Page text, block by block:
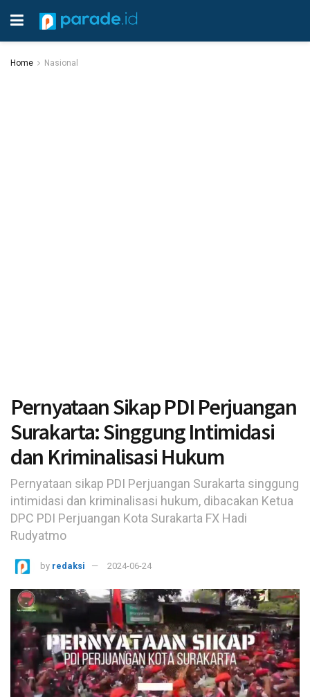
Home Nasional
Pernyataan Sikap PDI Perjuangan
Surakarta: Singgung Intimidasi
dan Kriminalisasi Hukum
Pernyataan sikap PDI Perjuangan Surakarta singgung
intimidasi dan kriminalisasi hukum, dibacakan Ketua
DPC PDI Perjuangan Kota Surakarta FX Hadi
Rudyatmo
by redaksi 2024-06-24